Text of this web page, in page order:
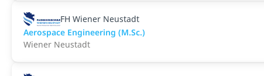
FH Wiener Neustadt
Aerospace Engineering (M.Sc.)
Wiener Neustadt